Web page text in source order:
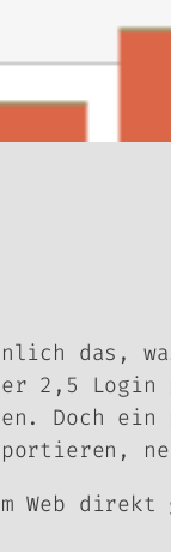
das,
2,5 Login
Doch ein
Web